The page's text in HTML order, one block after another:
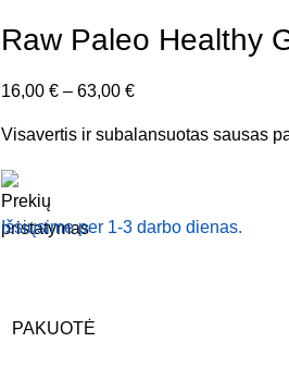
Raw Paleo Healthy
16,00 € – 63,00 €
Visavertis ir subalansuotas sausas
Išsiųsime per 1-3 darbo dienas.
PAKUOTĖ